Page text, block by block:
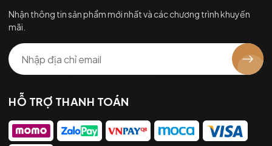
Nhận thông tin sản phẩm mới nhất và các chương trình khuyến
mãi.
HỖ TRỢ THANH TOÁN